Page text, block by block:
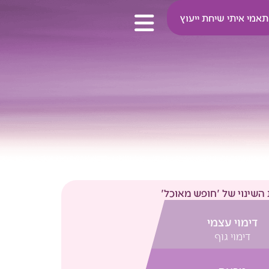
תאמי איתי שיחת ייעוץ
השינוי של 'חופש מאוכל'
דימוי עצמי
דימוי גוף